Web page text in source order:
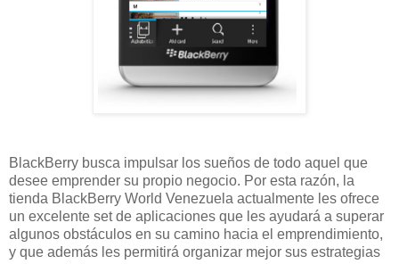
BlackBerry busca impulsar los sueños de todo aquel que
desee emprender su propio negocio. Por esta razón, la
tienda BlackBerry World Venezuela actualmente les ofrece
un excelente set de aplicaciones que les ayudará a superar
algunos obstáculos en su camino hacia el emprendimiento,
y que además les permitirá organizar mejor sus estrategias